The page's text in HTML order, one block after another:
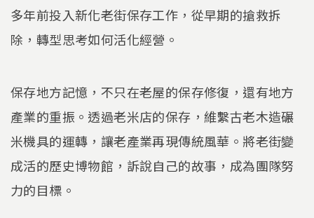
多年前投入新化老街保存工作，從早期的搶救拆
除，轉型思考如何活化經營。
保存地方記憶，不只在老屋的保存修復，還有地方
產業的重振。透過老米店的保存，維繫古老木造碾
米機具的運轉，讓老產業再現傳統風華。將老街變
成活的歷史博物館，訴說自己的故事，成為團隊努
力的目標。